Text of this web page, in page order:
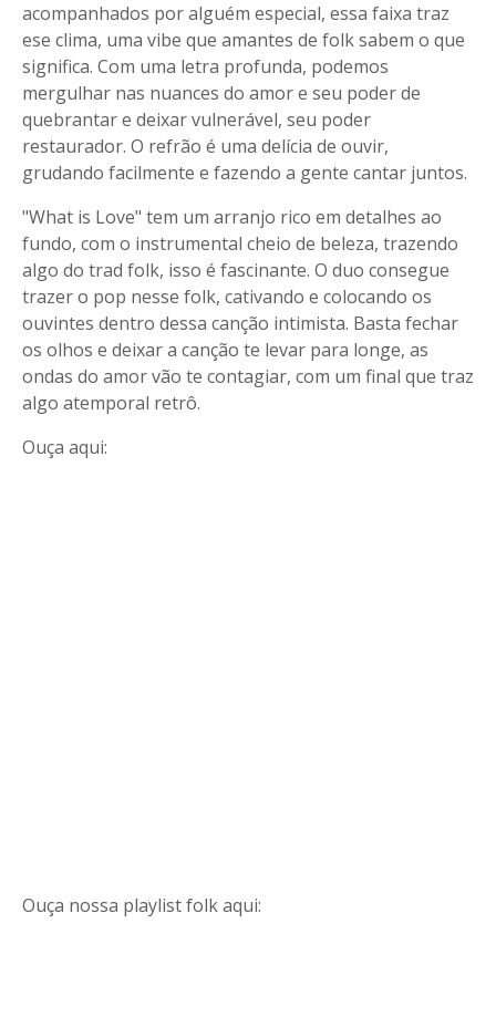
acompanhados por alguém especial, essa faixa traz
ese clima, uma vibe que amantes de folk sabem o que
significa. Com uma letra profunda, podemos
mergulhar nas nuances do amor e seu poder de
quebrantar e deixar vulnerável, seu poder
restaurador. O refrão é uma delícia de ouvir,
grudando facilmente e fazendo a gente cantar juntos.
"What is Love" tem um arranjo rico em detalhes ao
fundo, com o instrumental cheio de beleza, trazendo
algo do trad folk, isso é fascinante. O duo consegue
trazer o pop nesse folk, cativando e colocando os
ouvintes dentro dessa canção intimista. Basta fechar
os olhos e deixar a canção te levar para longe, as
ondas do amor vão te contagiar, com um final que traz
algo atemporal retrô.
Ouça aqui:
Ouça nossa playlist folk aqui: